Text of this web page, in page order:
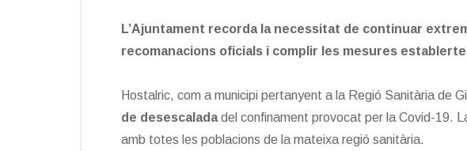
L’Ajuntament recorda la necessitat de continuar
recomanacions oficials i complir les mesures
Hostalric, com a municipi pertanyent a la Regió Sanitària de
de desescaladadel confinament provocat per la Covid-19.
amb totes les poblacions de la mateixa regió sanitària.